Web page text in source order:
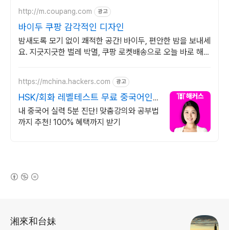
http://m.coupang.com 광고
바이두 쿠팡 감각적인 디자인
밤새도록 모기 없이 쾌적한 공간! 바이두, 편안한 밤을 보내세
요. 지긋지긋한 벌레 박멸, 쿠팡 로켓배송으로 오늘 바로 해결
https://mchina.hackers.com 광고
HSK/회화 레벨테스트 무료 중국어인
강 1위 해커스
내 중국어 실력 5분 진단! 맞춤강의와 공부법
까지 추천! 100% 혜택까지 받기
湘來和台妹